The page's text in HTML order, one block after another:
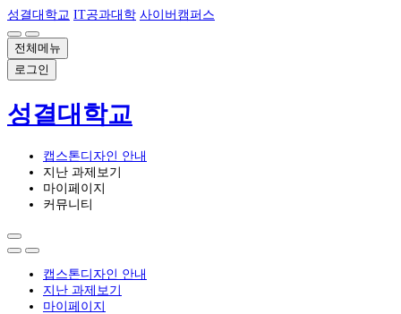
성결대학교 IT공과대학 사이버캠퍼스
전체메뉴
로그인
성결대학교
캡스톤디자인 안내
지난 과제보기
마이페이지
커뮤니티
캡스톤디자인 안내
지난 과제보기
마이페이지